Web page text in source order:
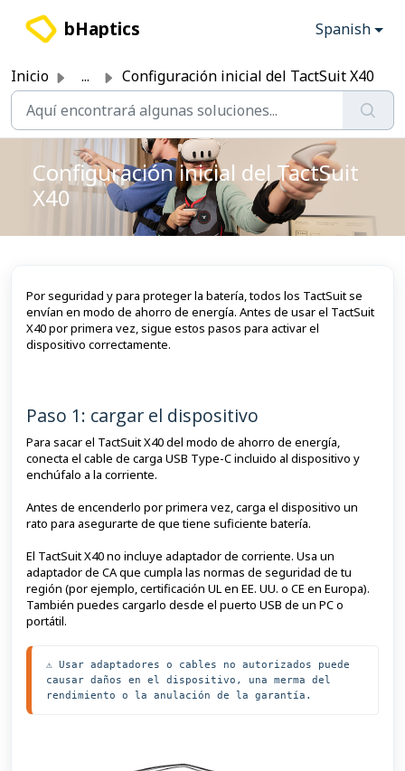
bHaptics Spanish
Inicio ... Configuración inicial del TactSuit X40
Configuración inicial del TactSuit
X40
Por seguridad y para proteger la batería, todos los TactSuit se
envían en modo de ahorro de energía. Antes de usar el TactSuit
X40 por primera vez, sigue estos pasos para activar el
dispositivo correctamente.
Paso 1: cargar el dispositivo
Para sacar el TactSuit X40 del modo de ahorro de energía,
conecta el cable de carga USB Type-C incluido al dispositivo y
enchúfalo a la corriente.
Antes de encenderlo por primera vez, carga el dispositivo un
rato para asegurarte de que tiene suficiente batería.
El TactSuit X40 no incluye adaptador de corriente. Usa un
adaptador de CA que cumpla las normas de seguridad de tu
región (por ejemplo, certificación UL en EE. UU. o CE en Europa).
También puedes cargarlo desde el puerto USB de un PC o
portátil.
⚠️ Usar adaptadores o cables no autorizados puede
causar daños en el dispositivo, una merma del
rendimiento o la anulación de la garantía.